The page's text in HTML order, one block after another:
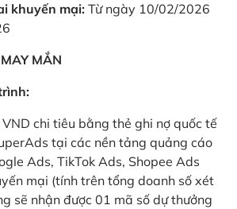
khuyến mại: Từ ngày 10/02/2026
MẮN
chi tiêu bằng thẻ ghi nợ quốc tế
tại các nền tảng quảng cáo
Ads, TikTok Ads, Shopee Ads
mại (tính trên tổng doanh số xét
sẽ nhận được 01 mã số dự thưởng